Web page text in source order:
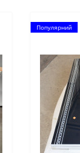
Популярний